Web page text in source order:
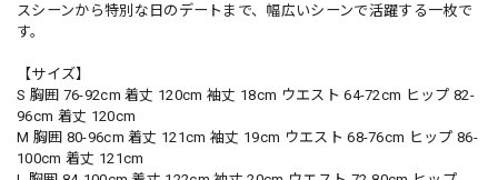
スシーンから特別な日のデートまで、幅広いシーンで活躍する一枚で
す。
【サイズ】
S 胸囲 76-92cm 着丈 120cm 袖丈 18cm ウエスト 64-72cm ヒップ 82-
96cm 着丈 120cm
M 胸囲 80-96cm 着丈 121cm 袖丈 19cm ウエスト 68-76cm ヒップ 86-
100cm 着丈 121cm